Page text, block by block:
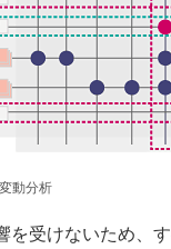
動分析
を受けないため、